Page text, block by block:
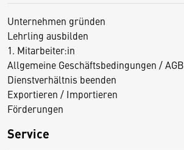
Unternehmen gründen
Lehrling ausbilden
1. Mitarbeiter:in
Allgemeine Geschäftsbedingungen / AGB
Dienstverhältnis beenden
Exportieren / Importieren
Förderungen
Service